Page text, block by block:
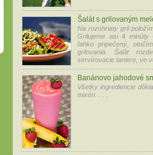
Šalát s grilovaným
Na rozohriaty gril
Grilujeme asi 4
ľahko pripečený,
grilovania. Šalát
servírovacie taniere, vo
Banánovo jahodové
Všetky ingrediencie
mixéri. . . .